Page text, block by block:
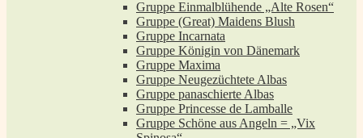
Gruppe Einmalblühende „Alte Rosen“
Gruppe (Great) Maidens Blush
Gruppe Incarnata
Gruppe Königin von Dänemark
Gruppe Maxima
Gruppe Neugezüchtete Albas
Gruppe panaschierte Albas
Gruppe Princesse de Lamballe
Gruppe Schöne aus Angeln = „Vix